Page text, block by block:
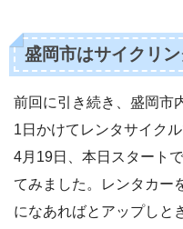
盛岡市はサイクリ
前回に引き続き、盛岡市
1日かけてレンタサイク
4月19日、本日スタート
てみました。レンタカー
になあればとアップしと